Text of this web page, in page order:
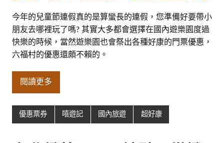
今年的兒童節連假真的是算蠻長的連假，您準備好要帶小
朋友去哪裡玩了嗎? 其實大多都會選擇在國內遊樂園度過
快樂的時候，當然遊樂園也會祭出各種好康的門票優惠，
六福村的優惠還頗不賴的。
閱讀更多
優惠票券 嘻遊記 國內旅遊 超好康